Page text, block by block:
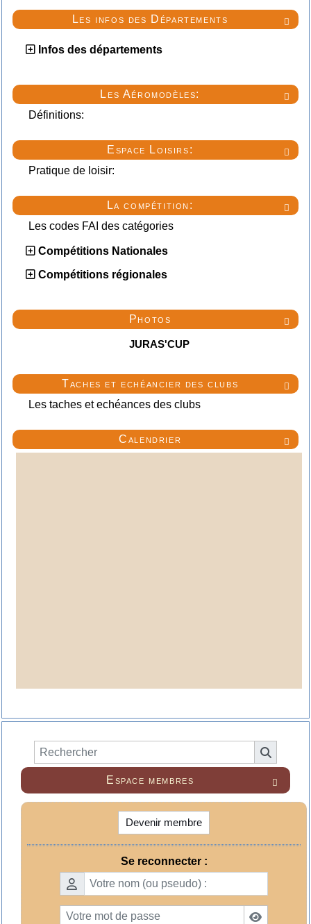

Les infos des Départements
Infos des départements

Les Aéromodèles:
Définitions:

Espace Loisirs:
Pratique de loisir:

La compétition:
Les codes FAI des catégories
Compétitions Nationales
Compétitions régionales

Photos
JURAS'CUP

Taches et echéancier des clubs
Les taches et echéances des clubs

Calendrier

Espace membres
Devenir membre
Se reconnecter :